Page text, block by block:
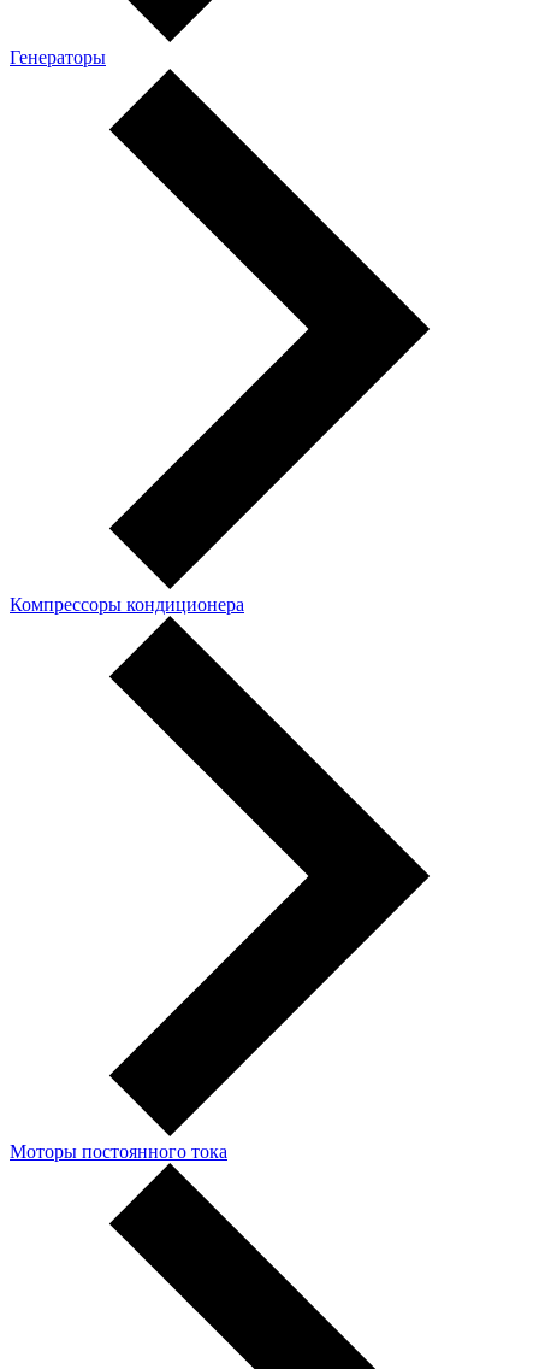
Генераторы
Компрессоры кондиционера
Моторы постоянного тока